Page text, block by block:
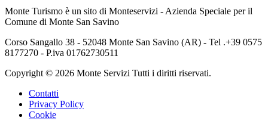
Monte Turismo è un sito di Monteservizi - Azienda Speciale per il
Comune di Monte San Savino
Corso Sangallo 38 - 52048 Monte San Savino (AR) - Tel .+39 0575
8177270 - P.iva 01762730511
Copyright © 2026 Monte Servizi Tutti i diritti riservati.
Contatti
Privacy Policy
Cookie